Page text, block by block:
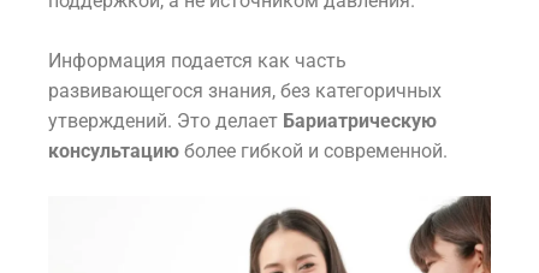
Информация подается как часть
развивающегося знания, без категоричных
утверждений. Это делает Бариатрическую
консультацию более гибкой и современной.